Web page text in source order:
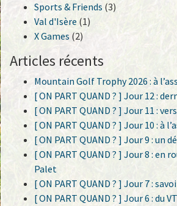
Sports & Friends (3)
Val d'Isère (1)
X Games (2)
Articles récents
Mountain Golf Trophy 2026 : à
[ ON PART QUAND ? ] Jour 12 :
[ ON PART QUAND ? ] Jour 11 :
[ ON PART QUAND ? ] Jour 10 : à
[ ON PART QUAND ? ] Jour 9 : un
[ ON PART QUAND ? ] Jour 8 : en
Palet
[ ON PART QUAND ? ] Jour 7 :
[ ON PART QUAND ? ] Jour 6 : du